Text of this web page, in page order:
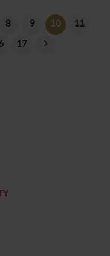
8 9 10
11
17